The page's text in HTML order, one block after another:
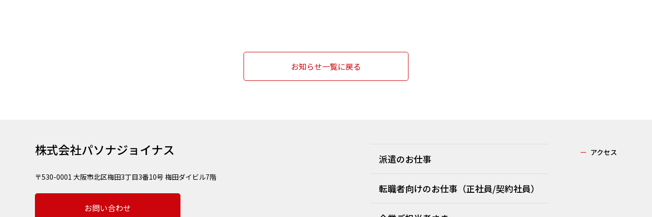
お知らせ一覧に戻る
株式会社パソナジョイナス
〒530-0001 大阪市北区梅田3丁目3番10号 梅田ダイビル7階
お問い合わせ
派遣のお仕事
転職者向けのお仕事（正社員/契約社員）
ー アクセス